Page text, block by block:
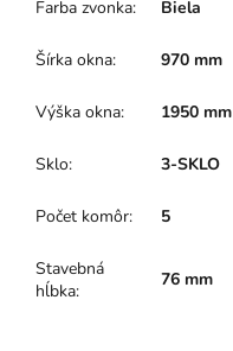
Farba zvonka: Biela
Šírka okna: 970 mm
Výška okna: 1950 mm
Sklo: 3-SKLO
Počet komôr: 5
Stavebná
hĺbka:
76 mm